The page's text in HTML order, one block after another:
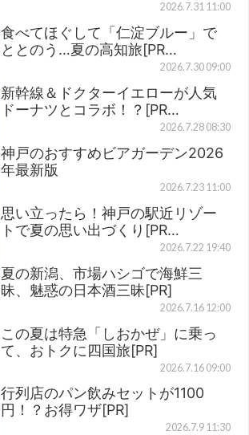
2026.7.31 11:00
食べてほぐして「仁淀ブルー」で
ととのう…夏の高知旅[PR…
2026.7.30 09:00
新幹線＆ドクターイエローが人気
ドーナツとコラボ！？[PR…
2026.7.28 08:30
神戸のおすすめビアガーデン2026
年最新版
2026.7.23 11:00
思い立ったら！神戸の駅近リゾー
トで夏の思い出づくり[PR…
2026.7.22 19:40
夏の新潟、市場ハシゴで海鮮三
昧、魅惑の日本酒三昧[PR]
2026.7.16 12:00
この夏は特急「しおかぜ」に乗っ
て、おトクに四国旅[PR]
2026.7.16 09:00
行列店のパン飲みセットが1100
円！？お得ワザ[PR]
2026.7.9 11:30